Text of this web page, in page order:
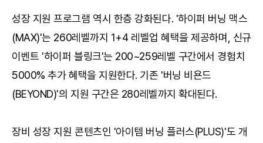
성장 지원 프로그램 역시 한층 강화된다. '하이퍼 버닝 맥스
(MAX)'는 260레벨까지 1+4 레벨업 혜택을 제공하며, 신규
이벤트 '하이퍼 블링크'는 200~259레벨 구간에서 경험치
5000% 추가 혜택을 지원한다. 기존 '버닝 비욘드
(BEYOND)'의 지원 구간은 280레벨까지 확대된다.
장비 성장 지원 콘텐츠인 '아이템 버닝 플러스(PLUS)'도 개